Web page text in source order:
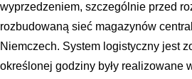
wyprzedzeniem, szczególnie przed
rozbudowaną sieć magazynów
Niemczech. System logistyczny jest
określonej godziny były realizowane